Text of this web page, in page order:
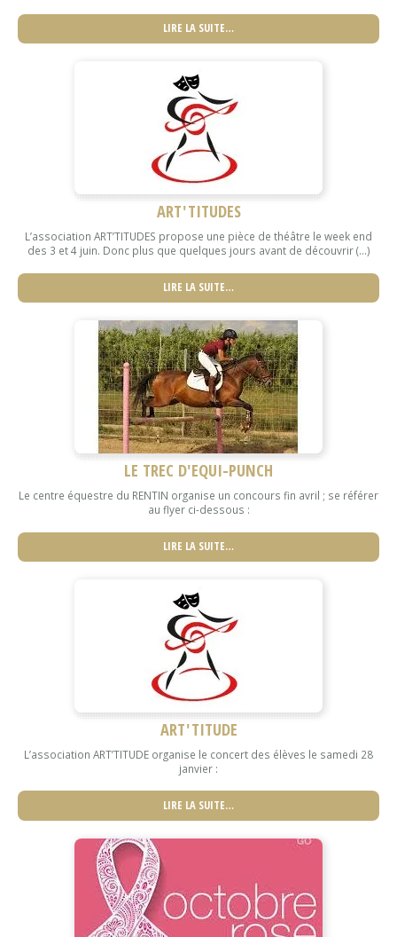
LIRE LA SUITE…
ART'TITUDES
L’association ART’TITUDES propose une pièce de théâtre le week end
des 3 et 4 juin. Donc plus que quelques jours avant de découvrir (...)
LIRE LA SUITE…
LE TREC D'EQUI-PUNCH
Le centre équestre du RENTIN organise un concours fin avril ; se référer
au flyer ci-dessous :
LIRE LA SUITE…
ART'TITUDE
L’association ART’TITUDE organise le concert des élèves le samedi 28
janvier :
LIRE LA SUITE…